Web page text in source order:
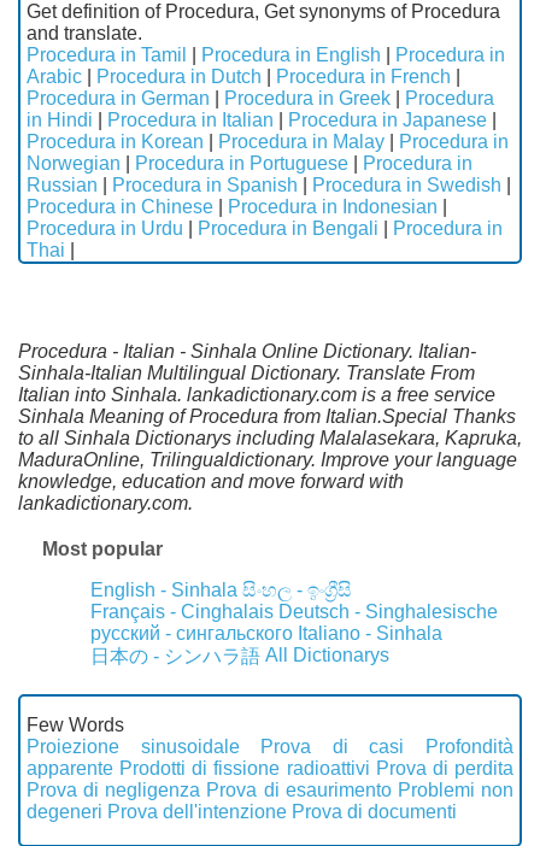
Get definition of Procedura, Get synonyms of Procedura
and translate.
Procedura in Tamil
Procedura in English
Procedura in
Arabic
Procedura in Dutch Procedura in French
Procedura in German
Procedura in Greek
Procedura
in Hindi
Procedura in Italian Procedura in Japanese
Procedura in Korean
Procedura in Malay
Procedura in
Norwegian
Procedura in Portuguese
Procedura in
Russian
Procedura in Spanish Procedura in Swedish
Procedura in Chinese
Procedura in Indonesian
Procedura in Urdu
Procedura in Bengali
Procedura in
Thai
Procedura - Italian - Sinhala Online Dictionary. Italian-
Sinhala-Italian Multilingual Dictionary. Translate From
Italian into Sinhala. lankadictionary.com is a free service
Sinhala Meaning of Procedura from Italian.Special Thanks
to all Sinhala Dictionarys including Malalasekara, Kapruka,
MaduraOnline, Trilingualdictionary. Improve your language
knowledge, education and move forward with
lankadictionary.com.
Most popular
English - Sinhala සිංහල - ඉංග්‍රීසි
Français - Cinghalais Deutsch - Singhalesische
русский - сингальского Italiano - Sinhala
日本の - シンハラ語 All Dictionarys
Few Words
Proiezione sinusoidale
Prova di casi
Profondità
apparente Prodotti di fissione radioattivi Prova di perdita
Prova di negligenza Prova di esaurimento Problemi non
degeneri Prova dell'intenzione Prova di documenti